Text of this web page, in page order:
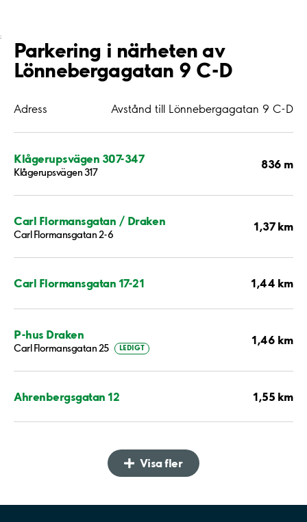
;
Parkering i närheten av
Lönnebergagatan 9 C-D
Adress Avstånd till Lönnebergagatan 9 C-D
Klågerupsvägen 307-347
Klågerupsvägen 317
836 m
Carl Flormansgatan / Draken
Carl Flormansgatan 2-6
1,37 km
Carl Flormansgatan 17-21 1,44 km
P-hus Draken
Carl Flormansgatan 25 LEDIGT
1,46 km
Ahrenbergsgatan 12 1,55 km
Visa fler